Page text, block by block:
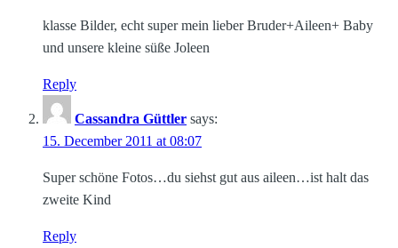
klasse Bilder, echt super mein lieber Bruder+Aileen+ Baby
und unsere kleine süße Joleen
Reply
Cassandra Güttler says:
15. December 2011 at 08:07
Super schöne Fotos…du siehst gut aus aileen…ist halt das
zweite Kind
Reply